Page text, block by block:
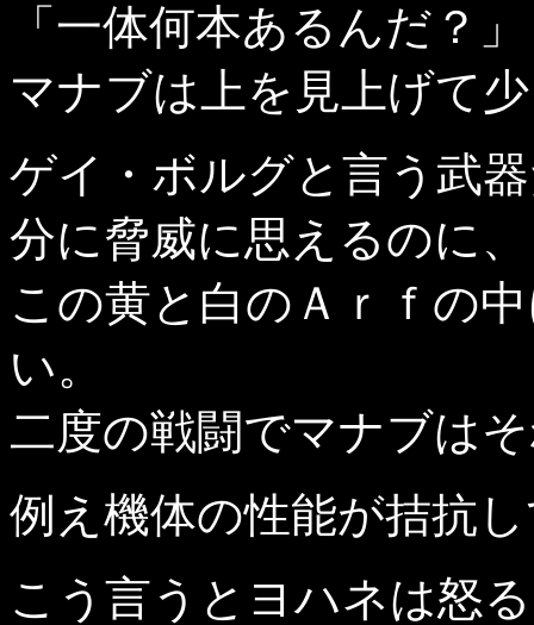
「一体何本あるんだ？」
マナブは上を見上げて
ゲイ・ボルグと言う武
分に脅威に思えるのに、
この黄と白のＡｒｆの
い。
二度の戦闘でマナブは
例え機体の性能が拮抗
こう言うとヨハネは怒